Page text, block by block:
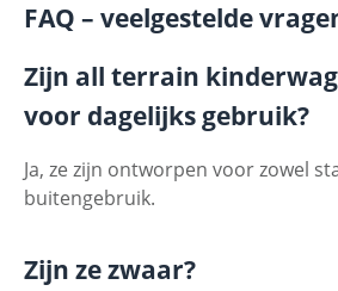
FAQ – veelgestelde
Zijn all terrain
voor dagelijks gebruik?
Ja, ze zijn ontworpen voor zowel
buitengebruik.
Zijn ze zwaar?